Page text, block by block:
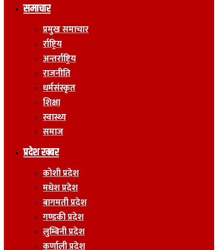
समाचार
प्रमुख समाचार
र्राष्ट्रिय
अन्तर्राष्ट्रिय
राजनीति
धर्मसंस्कृत
शिक्षा
स्वास्थ्य
समाज
प्रदेश खबर
कोशी प्रदेश
मधेश प्रदेश
बागमती प्रदेश
गण्डकी प्रदेश
लुम्बिनी प्रदेश
कर्णाली प्रदेश